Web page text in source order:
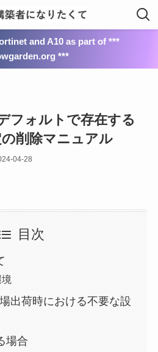
and A10 as part of ***
***
フォルトで存在する
削除マニュアル
04-28
目次
出荷時における不要な設
場合